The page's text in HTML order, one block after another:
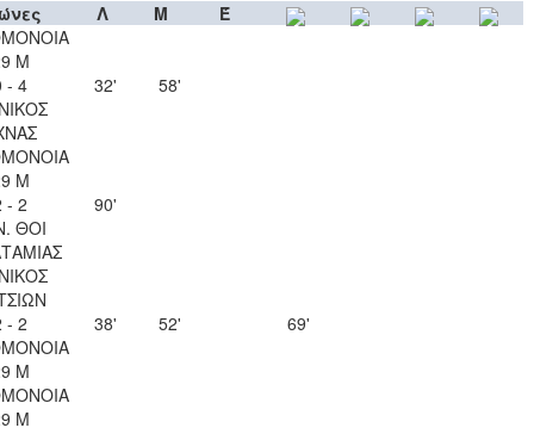
Λ Μ
Έ
Μ
- 4
32' 58'
Μ
- 2
ΘΟΙ
90'
- 2
Μ
38' 52' 69'
Μ